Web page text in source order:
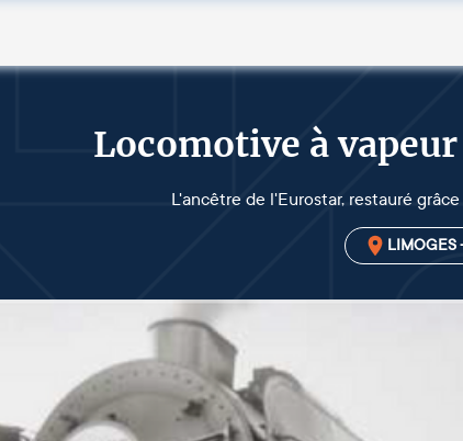
Locomotive à
L'ancêtre de l'Eurostar, restauré
LIMOGES